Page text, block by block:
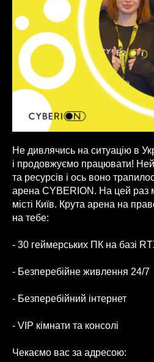
Не дивлячись на ситуацію в
і продовжуємо працювати!
та ресурсів і ось воно
арена CYBERION. На цей раз
місті Київ. Крута арена на
на тебе:
- 30 геймерських ПК на базі
- Безперебійне живлення 24/7
- Безперебійний інтернет
- VIP кімнати та консолі
Чекаємо вас за адресою: